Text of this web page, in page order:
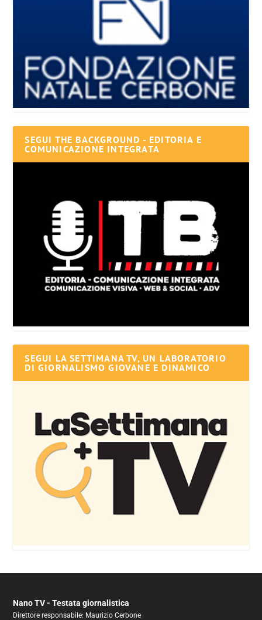
SEGUI THE BACKGROUND - EDITORIA E
COMUNICAZIONE INTEGRATA
SEGUI LA SETTIMANA TV, UN LABORATORIO
DI GIORNALISMO GIOVANE E DINAMICO
Nano TV - Testata giornalistica
Direttore responsabile: Maurizio Cerbone